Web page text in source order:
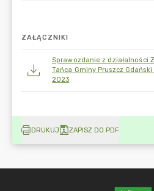
ZAŁĄCZNIKI
Sprawozdanie z działalności
Tańca Gminy Pruszcz
2023
DRUKUJ ZAPISZ DO PDF